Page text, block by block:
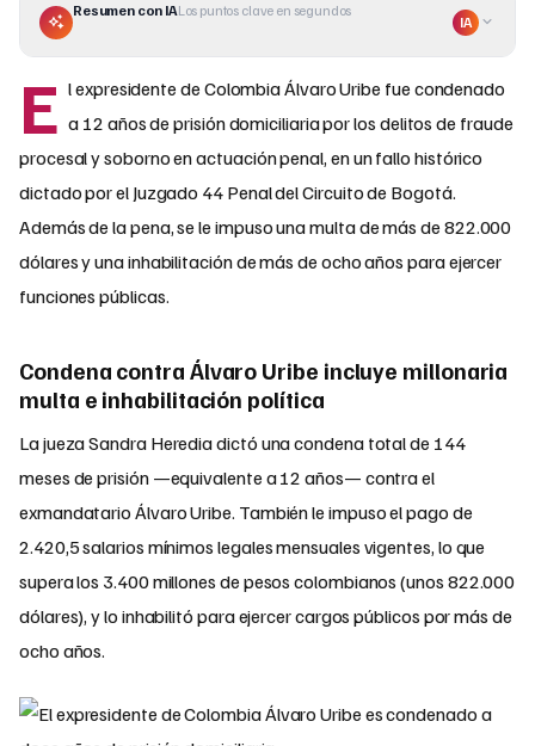
Resumen con IALos puntos clave en segundos
IA
E l expresidente de Colombia Álvaro Uribe fue condenado
a 12 años de prisión domiciliaria por los delitos de fraude
procesal y soborno en actuación penal, en un fallo histórico
dictado por el Juzgado 44 Penal del Circuito de Bogotá.
Además de la pena, se le impuso una multa de más de 822.000
dólares y una inhabilitación de más de ocho años para ejercer
funciones públicas.
Condena contra Álvaro Uribe incluye millonaria
multa e inhabilitación política
La jueza Sandra Heredia dictó una condena total de 144
meses de prisión —equivalente a 12 años— contra el
exmandatario Álvaro Uribe. También le impuso el pago de
2.420,5 salarios mínimos legales mensuales vigentes, lo que
supera los 3.400 millones de pesos colombianos (unos 822.000
dólares), y lo inhabilitó para ejercer cargos públicos por más de
ocho años.